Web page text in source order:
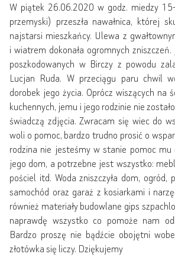
W piątek 26.06.2020 w godz. miedzy
przemyski) przeszła nawałnica, której
najstarsi mieszkańcy. Ulewa z
i wiatrem dokonała ogromnych
poszkodowanych w Birczy z powodu
Lucjan Ruda. W przeciągu paru chwil
dorobek jego życia. Oprócz wiszących na
kuchennych, jemu i jego rodzinie nie
świadczą zdjęcia. Zwracam się wiec do
woli o pomoc, bardzo trudno prosić o
rodzina nie jesteśmy w stanie pomoc mu
jego dom, a potrzebne jest wszystko:
pościel itd. Woda zniszczyła dom, ogród,
samochód oraz garaż z kosiarkami i
również materiały budowlane gips
naprawdę wszystko co pomoże nam
Bardzo proszę nie bądźcie obojętni
złotówka się liczy. Dziękujemy